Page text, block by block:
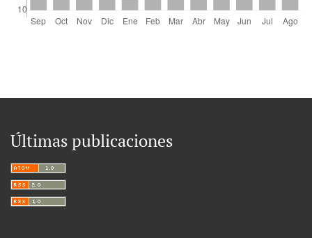
Últimas publicaciones